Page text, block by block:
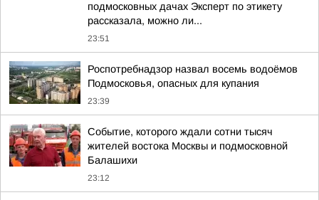
подмосковных дачах Эксперт по этикету
рассказала, можно ли...
23:51
Роспотребнадзор назвал восемь водоёмов
Подмосковья, опасных для купания
23:39
Событие, которого ждали сотни тысяч
жителей востока Москвы и подмосковной
Балашихи
23:12